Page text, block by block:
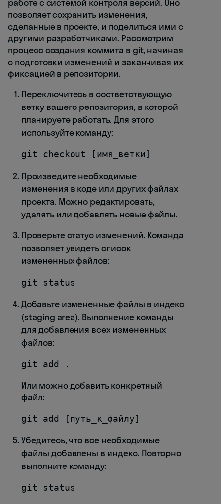
работе с системой контроля версий. Оно
позволяет сохранить изменения,
сделанные в проекте, и поделиться ими с
другими разработчиками. Рассмотрим
процесс создания коммита в git, начиная
с подготовки изменений и заканчивая их
фиксацией в репозитории.
Переключитесь в соответствующую
ветку вашего репозитория, в которой
планируете работать. Для этого
используйте команду:
git checkout [имя_ветки]
Произведите необходимые
изменения в коде или других файлах
проекта. Можно редактировать,
удалять или добавлять новые файлы.
Проверьте статус изменений. Команда
позволяет увидеть список
измененных файлов:
git status
Добавьте измененные файлы в индекс
(staging area). Выполнение команды
для добавления всех измененных
файлов:
git add .
Или можно добавить конкретный
файл:
git add [путь_к_файлу]
Убедитесь, что все необходимые
файлы добавлены в индекс. Повторно
выполните команду:
git status